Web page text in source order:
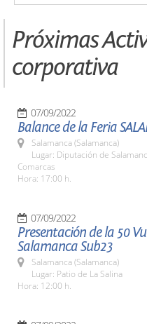
Próximas
corporativa
07/09/2022
Balance de la Feria
Salamanca (Salamanca)
Lugar: Diputación de
Comarcas
Hora: 17:00 h.
07/09/2022
Presentación de la 50
Salamanca Sub23
Salamanca (Salamanca)
Lugar: Patio de La Salina
Hora: 12:00 h.